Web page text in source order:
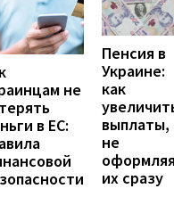
не
в ЕС:
Пенсия в
Украине:
как
выплаты,
не
их сразу